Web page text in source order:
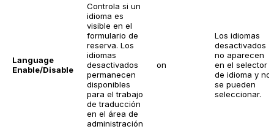
Language
Enable/Disable
Controla si un
idioma es
visible en el
formulario de
reserva. Los
idiomas
desactivados
permanecen
disponibles
para el trabajo
de traducción
en el área de
administración
on
Los idiomas
desactivados
no aparecen
en el selector
de idioma y no
se pueden
seleccionar.